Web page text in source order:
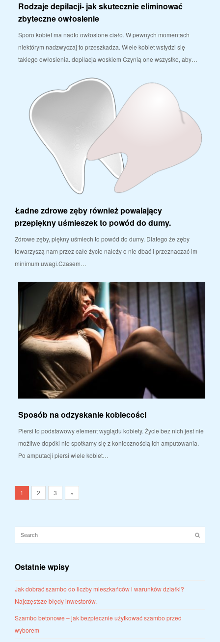
Rodzaje depilacji- jak skutecznie eliminować
zbyteczne owłosienie
Sporo kobiet ma nadto owłosione ciało. W pewnych momentach
niektórym nadzwyczaj to przeszkadza. Wiele kobiet wstydzi się
takiego owłosienia. depilacja woskiem Czynią one wszystko, aby…
Ładne zdrowe zęby również powalający
przepiękny uśmieszek to powód do dumy.
Zdrowe zęby, piękny uśmiech to powód do dumy. Dlatego że zęby
towarzyszą nam przez całe życie należy o nie dbać i przeznaczać im
minimum uwagi.Czasem…
Sposób na odzyskanie kobiecości
Piersi to podstawowy element wyglądu kobiety. Życie bez nich jest nie
możliwe dopóki nie spotkamy się z koniecznością ich amputowania.
Po amputacji piersi wiele kobiet…
1 2 3 »
Ostatnie wpisy
Jak dobrać szambo do liczby mieszkańców i warunków działki?
Najczęstsze błędy inwestorów.
Szambo betonowe – jak bezpiecznie użytkować szambo przed
wyborem